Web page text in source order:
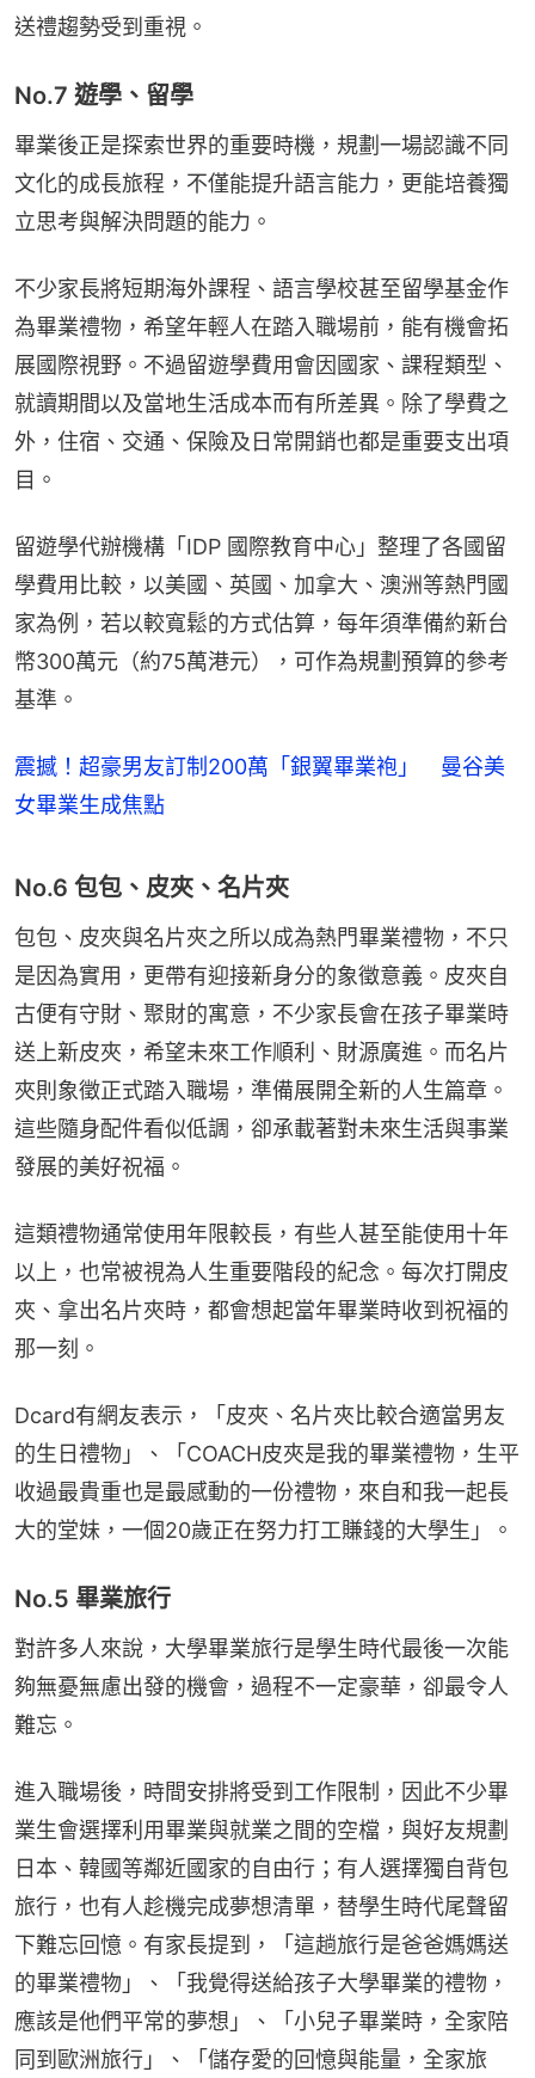
送禮趨勢受到重視。
No.7 遊學、留學
畢業後正是探索世界的重要時機，規劃一場認識不同
文化的成長旅程，不僅能提升語言能力，更能培養獨
立思考與解決問題的能力。
不少家長將短期海外課程、語言學校甚至留學基金作
為畢業禮物，希望年輕人在踏入職場前，能有機會拓
展國際視野。不過留遊學費用會因國家、課程類型、
就讀期間以及當地生活成本而有所差異。除了學費之
外，住宿、交通、保險及日常開銷也都是重要支出項
目。
留遊學代辦機構「IDP 國際教育中心」整理了各國留
學費用比較，以美國、英國、加拿大、澳洲等熱門國
家為例，若以較寬鬆的方式估算，每年須準備約新台
幣300萬元（約75萬港元），可作為規劃預算的參考
基準。
震撼！超豪男友訂制200萬「銀翼畢業袍」 曼谷美
女畢業生成焦點
No.6 包包、皮夾、名片夾
包包、皮夾與名片夾之所以成為熱門畢業禮物，不只
是因為實用，更帶有迎接新身分的象徵意義。皮夾自
古便有守財、聚財的寓意，不少家長會在孩子畢業時
送上新皮夾，希望未來工作順利、財源廣進。而名片
夾則象徵正式踏入職場，準備展開全新的人生篇章。
這些隨身配件看似低調，卻承載著對未來生活與事業
發展的美好祝福。
這類禮物通常使用年限較長，有些人甚至能使用十年
以上，也常被視為人生重要階段的紀念。每次打開皮
夾、拿出名片夾時，都會想起當年畢業時收到祝福的
那一刻。
Dcard有網友表示，「皮夾、名片夾比較合適當男友
的生日禮物」、「COACH皮夾是我的畢業禮物，生平
收過最貴重也是最感動的一份禮物，來自和我一起長
大的堂妹，一個20歲正在努力打工賺錢的大學生」。
No.5 畢業旅行
對許多人來說，大學畢業旅行是學生時代最後一次能
夠無憂無慮出發的機會，過程不一定豪華，卻最令人
難忘。
進入職場後，時間安排將受到工作限制，因此不少畢
業生會選擇利用畢業與就業之間的空檔，與好友規劃
日本、韓國等鄰近國家的自由行；有人選擇獨自背包
旅行，也有人趁機完成夢想清單，替學生時代尾聲留
下難忘回憶。有家長提到，「這趟旅行是爸爸媽媽送
的畢業禮物」、「我覺得送給孩子大學畢業的禮物，
應該是他們平常的夢想」、「小兒子畢業時，全家陪
同到歐洲旅行」、「儲存愛的回憶與能量，全家旅